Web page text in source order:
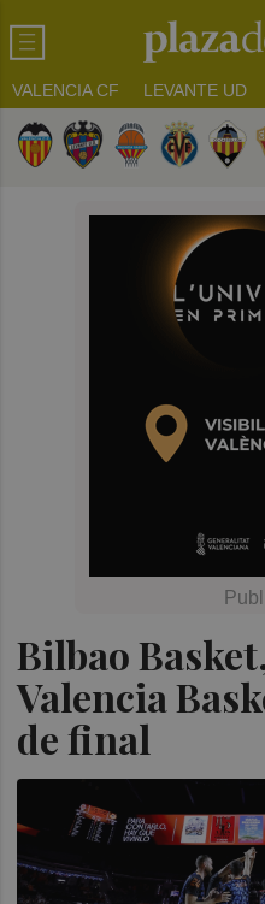
VALENCIA CF LEVANTE UD
Bilbao
Valencia
de final